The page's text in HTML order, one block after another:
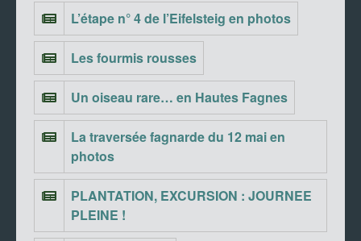
L’étape n° 4 de l’Eifelsteig en photos
Les fourmis rousses
Un oiseau rare… en Hautes Fagnes
La traversée fagnarde du 12 mai en
photos
PLANTATION, EXCURSION : JOURNEE
PLEINE !